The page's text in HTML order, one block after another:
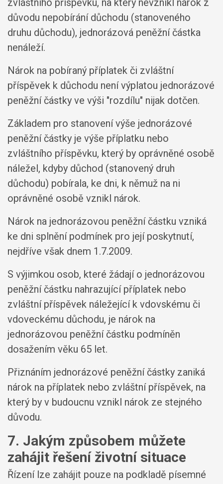
zvláštního příspěvku, na který nevznikl nárok z
důvodu nepobírání důchodu (stanoveného
druhu důchodu), jednorázová peněžní částka
nenáleží.
Nárok na pobíraný příplatek či zvláštní
příspěvek k důchodu není výplatou jednorázové
peněžní částky ve výši "rozdílu" nijak dotčen.
Základem pro stanovení výše jednorázové
peněžní částky je výše příplatku nebo
zvláštního příspěvku, který by oprávněné osobě
náležel, kdyby důchod (stanovený druh
důchodu) pobírala, ke dni, k němuž na ni
oprávněné osobě vznikl nárok.
Nárok na jednorázovou peněžní částku vzniká
ke dni splnění podmínek pro její poskytnutí,
nejdříve však dnem 1.7.2009.
S výjimkou osob, které žádají o jednorázovou
peněžní částku nahrazující příplatek nebo
zvláštní příspěvek náležející k vdovskému či
vdoveckému důchodu, je nárok na
jednorázovou peněžní částku podmíněn
dosažením věku 65 let.
Přiznáním jednorázové peněžní částky zaniká
nárok na příplatek nebo zvláštní příspěvek, na
který by v budoucnu vznikl nárok ze stejného
důvodu.
7. Jakým způsobem můžete
zahájit řešení životní situace
Řízení lze zahájit pouze na podkladě písemné